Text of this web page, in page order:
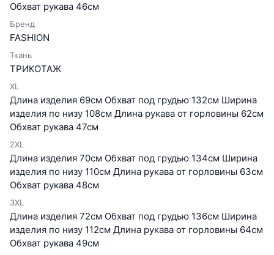
Обхват рукава 46см
Бренд
FASHION
Ткань
ТРИКОТАЖ
XL
Длина изделия 69см Обхват под грудью 132см Ширина
изделия по низу 108см Длина рукава от горловины 62см
Обхват рукава 47см
2XL
Длина изделия 70см Обхват под грудью 134см Ширина
изделия по низу 110см Длина рукава от горловины 63см
Обхват рукава 48см
3XL
Длина изделия 72см Обхват под грудью 136см Ширина
изделия по низу 112см Длина рукава от горловины 64см
Обхват рукава 49см